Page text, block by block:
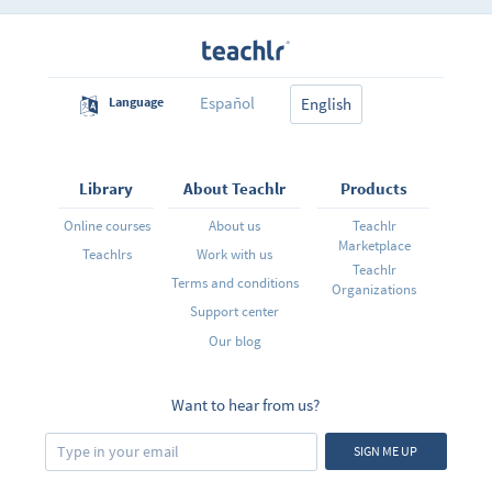
Language Español English
Library
Online courses
Teachlrs
About Teachlr
About us
Work with us
Terms and conditions
Support center
Our blog
Products
Teachlr
Marketplace
Teachlr
Organizations
Want to hear from us?
SIGN ME UP